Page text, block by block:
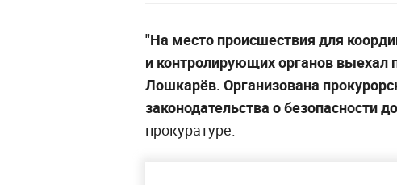
"На место происшествия для
и контролирующих органов выехал
Лошкарёв. Организована
законодательства о безопасности
прокуратуре.